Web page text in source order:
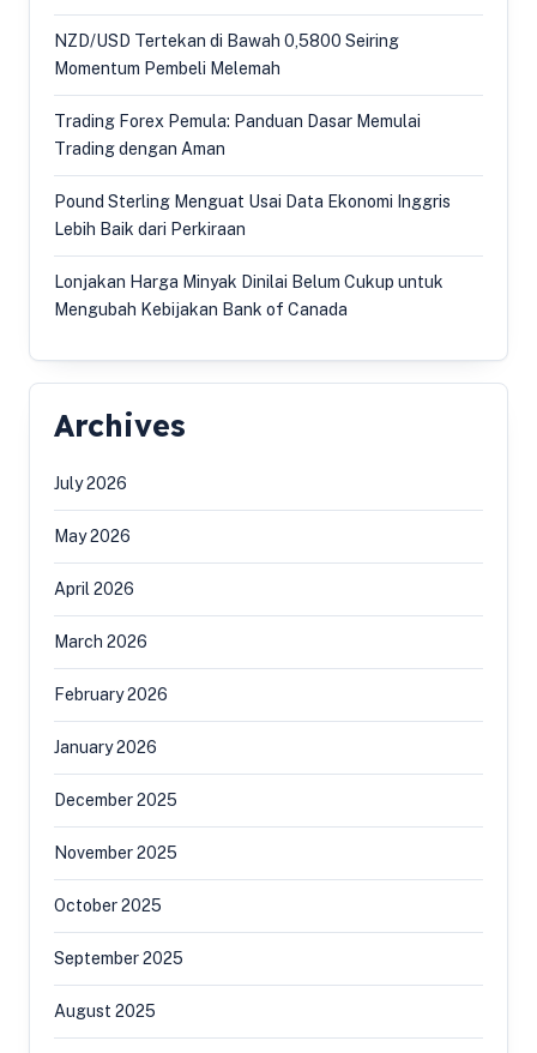
NZD/USD Tertekan di Bawah 0,5800 Seiring
Momentum Pembeli Melemah
Trading Forex Pemula: Panduan Dasar Memulai
Trading dengan Aman
Pound Sterling Menguat Usai Data Ekonomi Inggris
Lebih Baik dari Perkiraan
Lonjakan Harga Minyak Dinilai Belum Cukup untuk
Mengubah Kebijakan Bank of Canada
Archives
July 2026
May 2026
April 2026
March 2026
February 2026
January 2026
December 2025
November 2025
October 2025
September 2025
August 2025